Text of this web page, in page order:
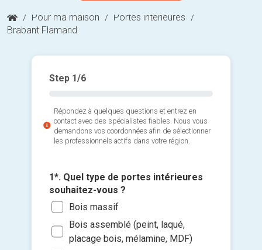
/ Pour ma maison / Portes interieures /
Brabant Flamand
Step 1/6
Répondez à quelques questions et entrez en
contact avec des spécialistes fiables. Nous vous
demandons vos coordonnées afin de sélectionner
les professionnels actifs dans votre région.
1*. Quel type de portes intérieures
souhaitez-vous ?
Bois massif
Bois assemblé (peint, laqué,
placage bois, mélamine, MDF)